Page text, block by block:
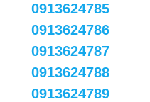
0913624785
0913624786
0913624787
0913624788
0913624789